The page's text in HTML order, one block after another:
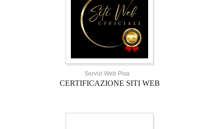
Servizi Web Pisa
CERTIFICAZIONE SITI WEB